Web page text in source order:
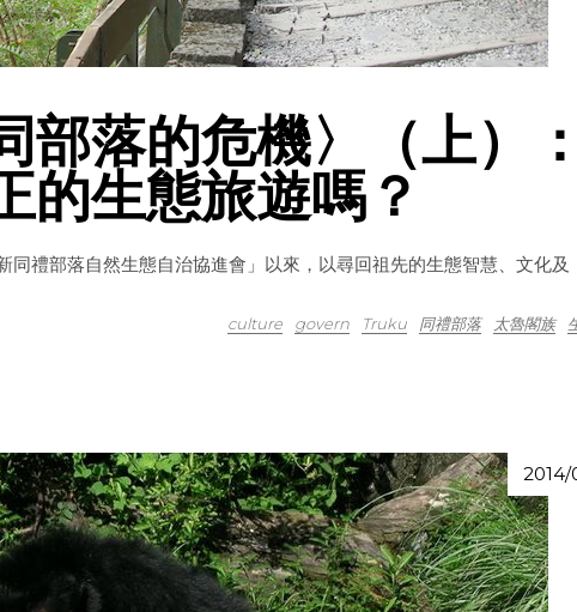
部落的危機〉（上）：
的生態旅遊嗎？
禮部落自然生態自治協進會」以來，以尋回祖先的生態智慧、文化及
culture govern Truku 同禮部落 太魯閣族
2014/